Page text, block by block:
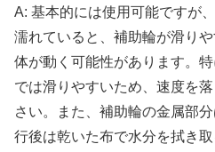
A: 基本的には使用可能ですが
濡れていると、補助輪が滑り
体が動く可能性があります。
では滑りやすいため、速度を
さい。また、補助輪の金属部
行後は乾いた布で水分を拭き